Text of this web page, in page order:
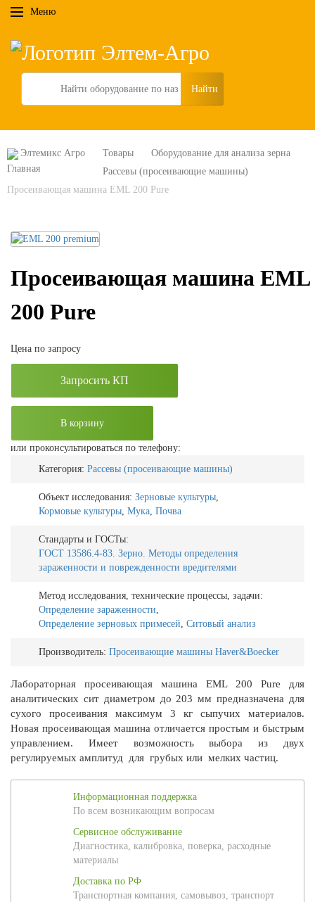
Меню
Search
Элтемикс Агро Товары
Оборудование для анализа зерна
Рассевы (просеивающие машины)
Просеивающая машина EML 200 Pure
Просеивающая машина EML
200 Pure
Цена по запросу
Запросить КП
В корзину
или проконсультироваться по телефону:
Категория: Рассевы (просеивающие машины)
Объект исследования: Зерновые культуры,
Кормовые культуры, Мука, Почва
Стандарты и ГОСТы:
ГОСТ 13586.4-83. Зерно. Методы определения
зараженности и поврежденности вредителями
Метод исследования, технические процессы, задачи:
Определение зараженности,
Определение зерновых примесей, Ситовый анализ
Производитель: Просеивающие машины Haver&Boecker
Лабораторная просеивающая машина EML 200 Pure для
аналитических сит диаметром до 203 мм предназначена для
сухого просеивания максимум 3 кг сыпучих материалов.
Новая просеивающая машина отличается простым и быстрым
управлением. Имеет возможность выбора из двух
регулируемых амплитуд для грубых или мелких частиц.
Информационная поддержка
По всем возникающим вопросам
Сервисное обслуживание
Диагностика, калибровка, поверка, расходные
материалы
Доставка по РФ
Транспортная компания, самовывоз, транспорт